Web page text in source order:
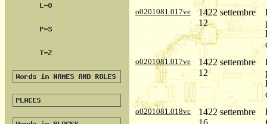
o0201081.017ve
1422 settembre
12
o0201081.017ve
1422 settembre
12
o0201081.018vc
1422 settembre